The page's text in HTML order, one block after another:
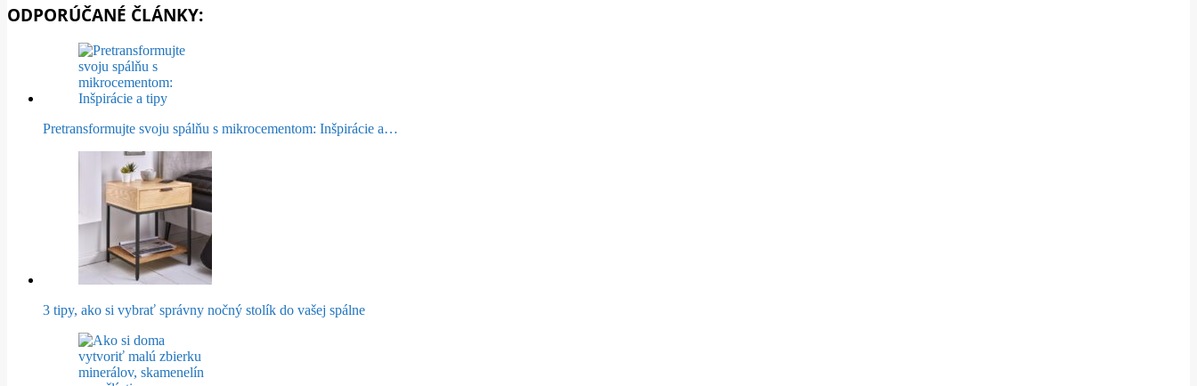
ODPORÚČANÉ ČLÁNKY:
Pretransformujte svoju spálňu s mikrocementom: Inšpirácie a…
3 tipy, ako si vybrať správny nočný stolík do vašej spálne